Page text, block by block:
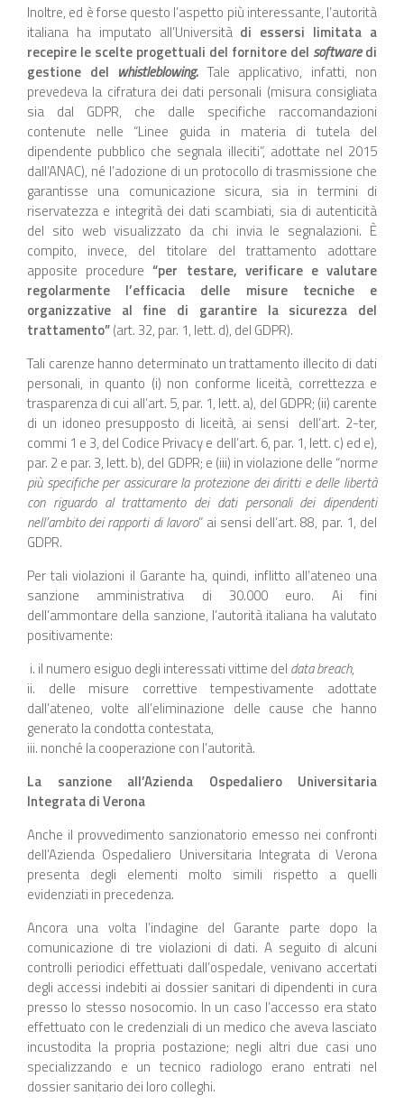
Inoltre, ed è forse questo l’aspetto più interessante, l’autorità
italiana ha imputato all’Università di essersi limitata a
recepire le scelte progettuali del fornitore del softwaredi
gestione del whistleblowing. Tale applicativo, infatti, non
prevedeva la cifratura dei dati personali (misura consigliata
sia dal GDPR, che dalle specifiche raccomandazioni
contenute nelle “Linee guida in materia di tutela del
dipendente pubblico che segnala illeciti”, adottate nel 2015
dall’ANAC), né l’adozione di un protocollo di trasmissione che
garantisse una comunicazione sicura, sia in termini di
riservatezza e integrità dei dati scambiati, sia di autenticità
del sito web visualizzato da chi invia le segnalazioni. È
compito, invece, del titolare del trattamento adottare
apposite procedure“per testare, verificare e valutare
regolarmente l’efficacia delle misure tecniche e
organizzative al fine di garantire la sicurezza del
trattamento”(art. 32, par. 1, lett. d), del GDPR).
Tali carenze hanno determinato un trattamento illecito di dati
personali, in quanto (i) non conforme liceità, correttezza e
trasparenza di cui all’art. 5, par. 1, lett. a), del GDPR; (ii) carente
di un idoneo presupposto di liceità, ai sensi dell’art. 2-ter,
commi 1 e 3, del Codice Privacy e dell’art. 6, par. 1, lett. c) ed e),
par. 2 e par. 3, lett. b), del GDPR; e (iii) in violazione delle “norme
più specifiche per assicurare la protezione dei diritti e delle libertà
con riguardo al trattamento dei dati personali dei dipendenti
nell’ambito dei rapporti di lavoro” ai sensi dell’art. 88, par. 1, del
GDPR.
Per tali violazioni il Garante ha, quindi, inflitto all’ateneo una
sanzione amministrativa di 30.000 euro. Ai fini
dell’ammontare della sanzione, l’autorità italiana ha valutato
positivamente:
i. il numero esiguo degli interessati vittime del data breach,
ii. delle misure correttive tempestivamente adottate
dall’ateneo, volte all’eliminazione delle cause che hanno
generato la condotta contestata,
iii. nonché la cooperazione con l’autorità.
La sanzione all’Azienda Ospedaliero Universitaria
Integrata di Verona
Anche il provvedimento sanzionatorio emesso nei confronti
dell’Azienda Ospedaliero Universitaria Integrata di Verona
presenta degli elementi molto simili rispetto a quelli
evidenziati in precedenza.
Ancora una volta l’indagine del Garante parte dopo la
comunicazione di tre violazioni di dati. A seguito di alcuni
controlli periodici effettuati dall’ospedale, venivano accertati
degli accessi indebiti ai dossier sanitari di dipendenti in cura
presso lo stesso nosocomio. In un caso l’accesso era stato
effettuato con le credenziali di un medico che aveva lasciato
incustodita la propria postazione; negli altri due casi uno
specializzando e un tecnico radiologo erano entrati nel
dossier sanitario dei loro colleghi.